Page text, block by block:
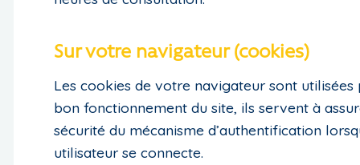
Sur votre navigateur (cookies)
Les cookies de votre navigateur sont utilisées
bon fonctionnement du site, ils servent à
sécurité du mécanisme d’authentification
utilisateur se connecte.